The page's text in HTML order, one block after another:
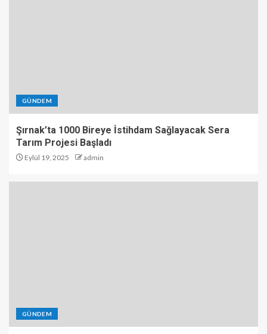
GÜNDEM
Şırnak’ta 1000 Bireye İstihdam Sağlayacak Sera
Tarım Projesi Başladı
Eylül 19, 2025 admin
GÜNDEM